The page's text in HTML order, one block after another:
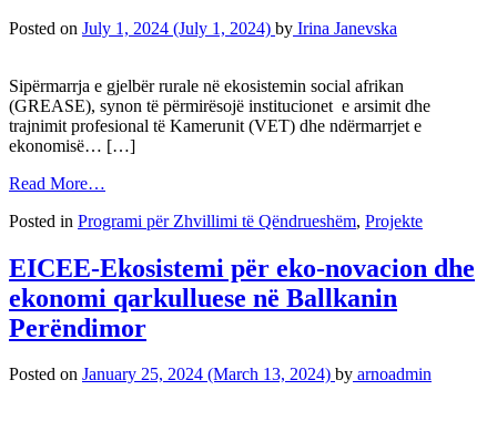
Posted on July 1, 2024 (July 1, 2024) by Irina Janevska
Sipërmarrja e gjelbër rurale në ekosistemin social afrikan
(GREASE), synon të përmirësojë institucionet e arsimit dhe
trajnimit profesional të Kamerunit (VET) dhe ndërmarrjet e
ekonomisë… […]
Read More…
Posted in Programi për Zhvillimi të Qëndrueshëm, Projekte
EICEE-Ekosistemi për eko-novacion dhe
ekonomi qarkulluese në Ballkanin
Perëndimor
Posted on January 25, 2024 (March 13, 2024) by arnoadmin